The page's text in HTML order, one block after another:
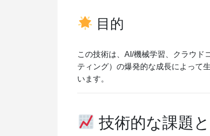
目的
この技術は、AI/機械学習、クラウド
ティング）の爆発的な成長によって
います。
技術的な課題